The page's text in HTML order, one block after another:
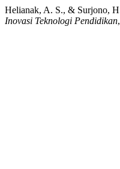
Helianak, A. S., &
Inovasi Teknologi Pendidikan,